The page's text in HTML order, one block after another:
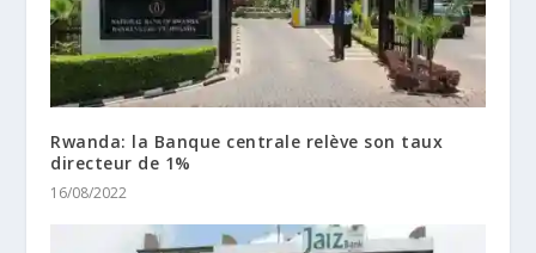
Rwanda: la Banque centrale relève son taux
directeur de 1%
16/08/2022